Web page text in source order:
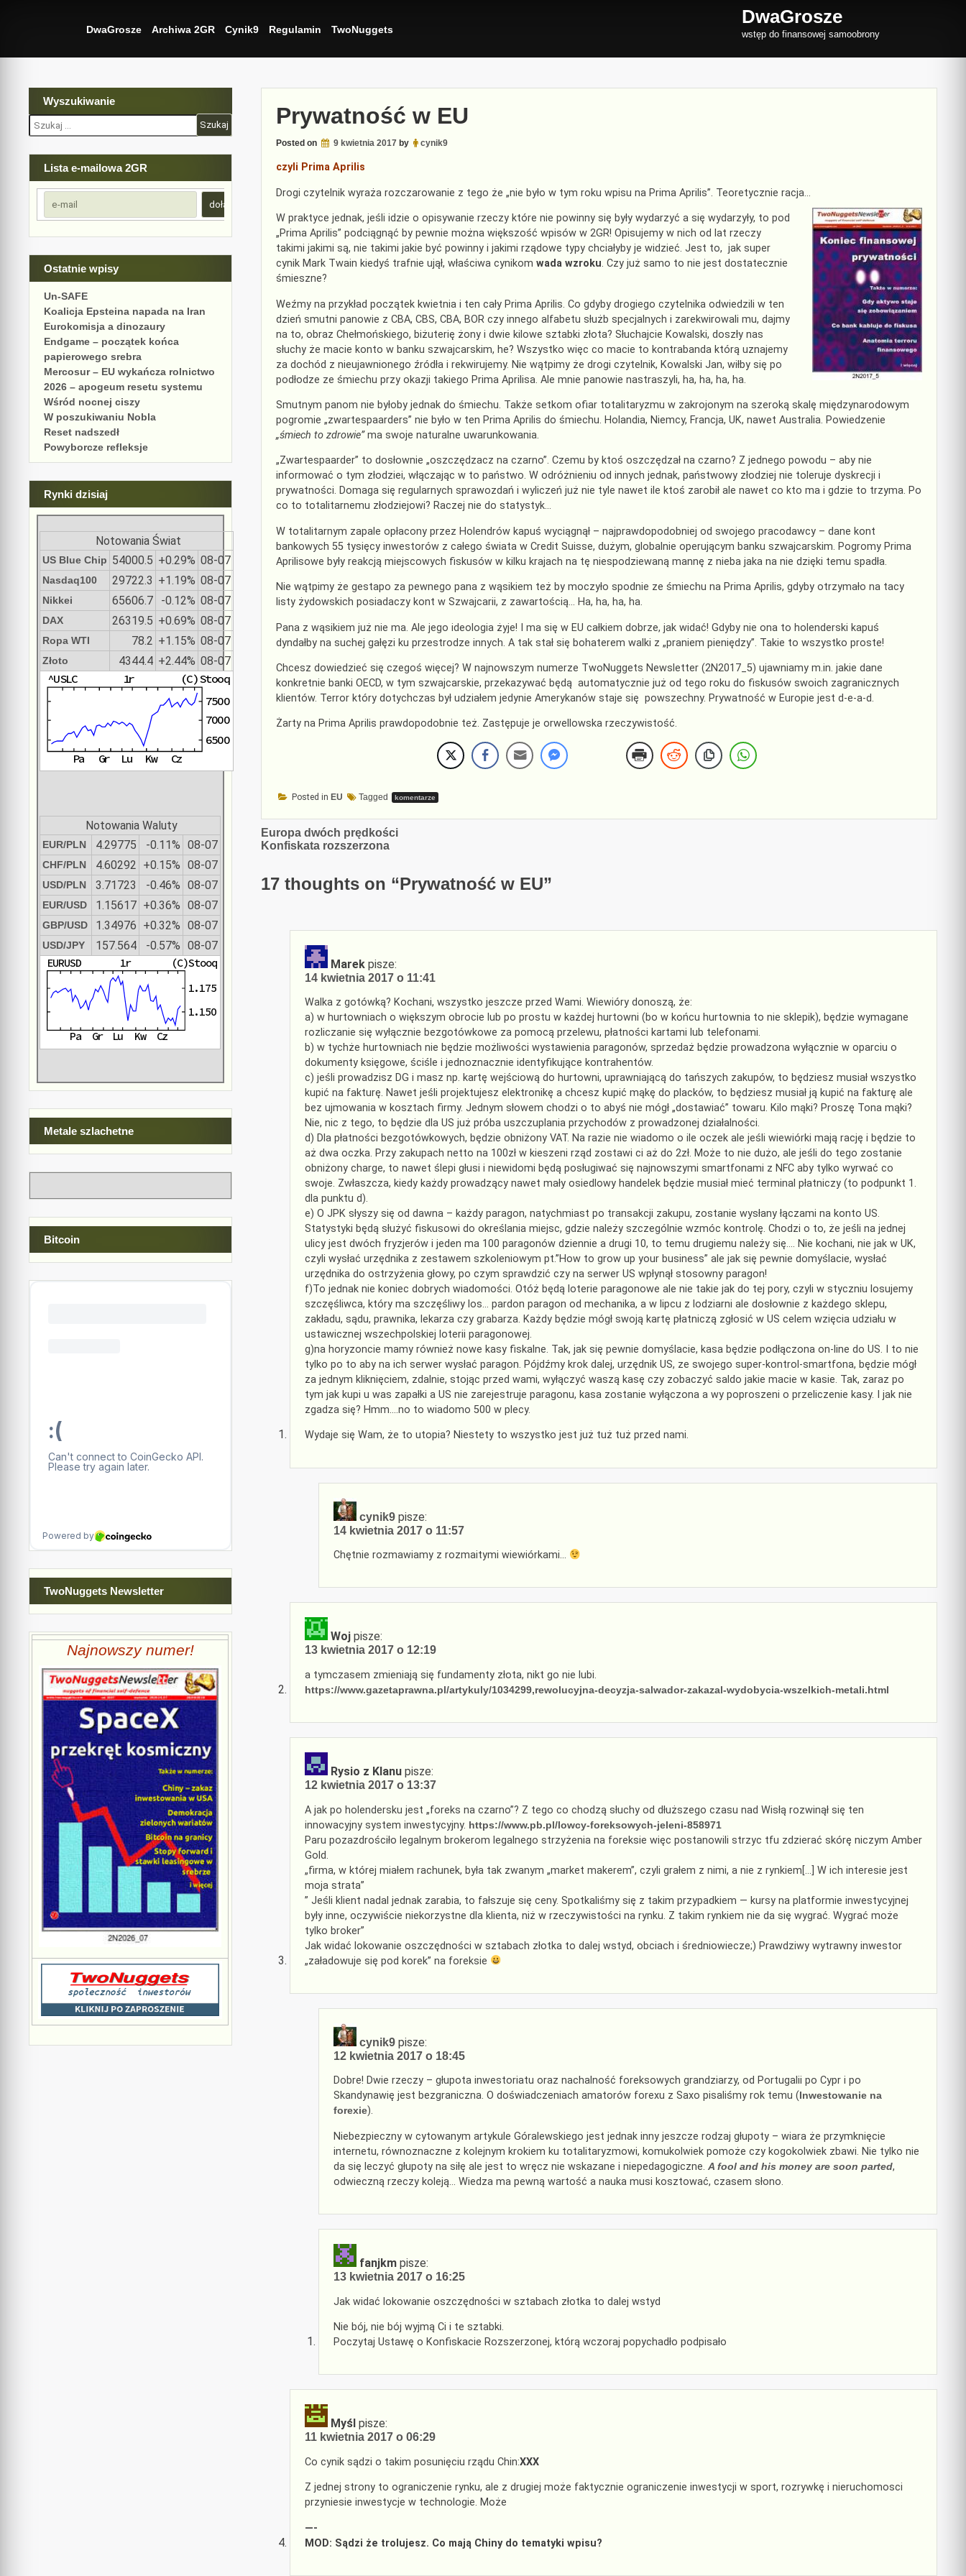
DwaGrosze Archiwa 2GR Cynik9 Regulamin TwoNuggets
DwaGrosze
wstęp do finansowej samoobrony
Prywatność w EU
Posted on 9 kwietnia 2017by cynik9
czyli Prima Aprilis
Drogi czytelnik wyraża rozczarowanie z tego że „nie było w tym roku wpisu na Prima Aprilis”. Teoretycznie racja…
W praktyce jednak, jeśli idzie o opisywanie rzeczy które nie powinny się były wydarzyć a się wydarzyły, to pod
„Prima Aprilis” podciągnąć by pewnie można większość wpisów w 2GR! Opisujemy w nich od lat rzeczy
takimi jakimi są, nie takimi jakie być powinny i jakimi rządowe typy chciałyby je widzieć. Jest to, jak super
cynik Mark Twain kiedyś trafnie ujął, właściwa cynikom wada wzroku. Czy już samo to nie jest dostatecznie
śmieszne?
Weźmy na przykład początek kwietnia i ten cały Prima Aprilis. Co gdyby drogiego czytelnika odwiedzili w ten
dzień smutni panowie z CBA, CBS, CBA, BOR czy innego alfabetu służb specjalnych i zarekwirowali mu, dajmy
na to, obraz Chełmońskiego, biżuterię żony i dwie kilowe sztabki złota? Słuchajcie Kowalski, doszły nas
słuchy że macie konto w banku szwajcarskim, he? Wszystko więc co macie to kontrabanda którą uznajemy
za dochód z nieujawnionego źródła i rekwirujemy. Nie wątpimy że drogi czytelnik, Kowalski Jan, wiłby się po
podłodze ze śmiechu przy okazji takiego Prima Aprilisa. Ale mnie panowie nastraszyli, ha, ha, ha, ha.
Smutnym panom nie byłoby jednak do śmiechu. Także setkom ofiar totalitaryzmu w zakrojonym na szeroką skalę międzynarodowym
pogromie „zwartespaarders” nie było w ten Prima Aprilis do śmiechu. Holandia, Niemcy, Francja, UK, nawet Australia. Powiedzenie
„śmiech to zdrowie”ma swoje naturalne uwarunkowania.
„Zwartespaarder” to dosłownie „oszczędzacz na czarno”. Czemu by ktoś oszczędzał na czarno? Z jednego powodu – aby nie
informować o tym złodziei, włączając w to państwo. W odróżnieniu od innych jednak, państwowy złodziej nie toleruje dyskrecji i
prywatności. Domaga się regularnych sprawozdań i wyliczeń już nie tyle nawet ile ktoś zarobił ale nawet co kto ma i gdzie to trzyma. Po
co to totalitarnemu złodziejowi? Raczej nie do statystyk…
W totalitarnym zapale opłacony przez Holendrów kapuś wyciągnął – najprawdopodobniej od swojego pracodawcy – dane kont
bankowych 55 tysięcy inwestorów z całego świata w Credit Suisse, dużym, globalnie operującym banku szwajcarskim. Pogromy Prima
Aprilisowe były reakcją miejscowych fiskusów w kilku krajach na tę niespodziewaną mannę z nieba jaka na nie dzięki temu spadła.
Nie wątpimy że gestapo za pewnego pana z wąsikiem też by moczyło spodnie ze śmiechu na Prima Aprilis, gdyby otrzymało na tacy
listy żydowskich posiadaczy kont w Szwajcarii, z zawartością… Ha, ha, ha, ha.
Pana z wąsikiem już nie ma. Ale jego ideologia żyje! I ma się w EU całkiem dobrze, jak widać! Gdyby nie ona to holenderski kapuś
dyndałby na suchej gałęzi ku przestrodze innych. A tak stał się bohaterem walki z „praniem pieniędzy”. Takie to wszystko proste!
Chcesz dowiedzieć się czegoś więcej? W najnowszym numerze TwoNuggets Newsletter (2N2017_5) ujawniamy m.in. jakie dane
konkretnie banki OECD, w tym szwajcarskie, przekazywać będą automatycznie już od tego roku do fiskusów swoich zagranicznych
klientów. Terror który dotychczas był udziałem jedynie Amerykanów staje się powszechny. Prywatność w Europie jest d-e-a-d.
Żarty na Prima Aprilis prawdopodobnie też. Zastępuje je orwellowska rzeczywistość.
Posted in EU Tagged komentarze
Nawigacja
wpisu
Europa dwóch prędkości
Konfiskata rozszerzona
17 thoughts on “Prywatność w EU”
Marek pisze:
14 kwietnia 2017 o 11:41
Walka z gotówką? Kochani, wszystko jeszcze przed Wami. Wiewióry donoszą, że:
a) w hurtowniach o większym obrocie lub po prostu w każdej hurtowni (bo w końcu hurtownia to nie sklepik), będzie wymagane
rozliczanie się wyłącznie bezgotówkowe za pomocą przelewu, płatności kartami lub telefonami.
b) w tychże hurtowniach nie będzie możliwości wystawienia paragonów, sprzedaż będzie prowadzona wyłącznie w oparciu o
dokumenty księgowe, ściśle i jednoznacznie identyfikujące kontrahentów.
c) jeśli prowadzisz DG i masz np. kartę wejściową do hurtowni, uprawniającą do tańszych zakupów, to będziesz musiał wszystko
kupić na fakturę. Nawet jeśli projektujesz elektronikę a chcesz kupić mąkę do placków, to będziesz musiał ją kupić na fakturę ale
bez ujmowania w kosztach firmy. Jednym słowem chodzi o to abyś nie mógł „dostawiać” towaru. Kilo mąki? Proszę Tona mąki?
Nie, nic z tego, to będzie dla US już próba uszczuplania przychodów z prowadzonej działalności.
d) Dla płatności bezgotówkowych, będzie obniżony VAT. Na razie nie wiadomo o ile oczek ale jeśli wiewiórki mają rację i będzie to
aż dwa oczka. Przy zakupach netto na 100zł w kieszeni rząd zostawi ci aż do 2zł. Może to nie dużo, ale jeśli do tego zostanie
obniżony charge, to nawet ślepi głusi i niewidomi będą posługiwać się najnowszymi smartfonami z NFC aby tylko wyrwać co
swoje. Zwłaszcza, kiedy każdy prowadzący nawet mały osiedlowy handelek będzie musiał mieć terminal płatniczy (to podpunkt 1.
dla punktu d).
e) O JPK słyszy się od dawna – każdy paragon, natychmiast po transakcji zakupu, zostanie wysłany łączami na konto US.
Statystyki będą służyć fiskusowi do określania miejsc, gdzie należy szczególnie wzmóc kontrolę. Chodzi o to, że jeśli na jednej
ulicy jest dwóch fryzjerów i jeden ma 100 paragonów dziennie a drugi 10, to temu drugiemu należy się…. Nie kochani, nie jak w UK,
czyli wysłać urzędnika z zestawem szkoleniowym pt.”How to grow up your business” ale jak się pewnie domyślacie, wysłać
urzędnika do ostrzyżenia głowy, po czym sprawdzić czy na serwer US wpłynął stosowny paragon!
f)To jednak nie koniec dobrych wiadomości. Otóż będą loterie paragonowe ale nie takie jak do tej pory, czyli w styczniu losujemy
szczęśliwca, który ma szczęśliwy los… pardon paragon od mechanika, a w lipcu z lodziarni ale dosłownie z każdego sklepu,
zakładu, sądu, prawnika, lekarza czy grabarza. Każdy będzie mógł swoją kartę płatniczą zgłosić w US celem wzięcia udziału w
ustawicznej wszechpolskiej loterii paragonowej.
g)na horyzoncie mamy również nowe kasy fiskalne. Tak, jak się pewnie domyślacie, kasa będzie podłączona on-line do US. I to nie
tylko po to aby na ich serwer wysłać paragon. Pójdźmy krok dalej, urzędnik US, ze swojego super-kontrol-smartfona, będzie mógł
za jednym kliknięciem, zdalnie, stojąc przed wami, wyłączyć waszą kasę czy zobaczyć saldo jakie macie w kasie. Tak, zaraz po
tym jak kupi u was zapałki a US nie zarejestruje paragonu, kasa zostanie wyłączona a wy poproszeni o przeliczenie kasy. I jak nie
zgadza się? Hmm….no to wiadomo 500 w plecy.
Wydaje się Wam, że to utopia? Niestety to wszystko jest już tuż tuż przed nami.
cynik9 pisze:
14 kwietnia 2017 o 11:57
Chętnie rozmawiamy z rozmaitymi wiewiórkami…
Woj pisze:
13 kwietnia 2017 o 12:19
a tymczasem zmieniają się fundamenty złota, nikt go nie lubi.
https://www.gazetaprawna.pl/artykuly/1034299,rewolucyjna-decyzja-salwador-zakazal-wydobycia-wszelkich-metali.html
Rysio z Klanu pisze:
12 kwietnia 2017 o 13:37
A jak po holendersku jest „foreks na czarno”? Z tego co chodzą słuchy od dłuższego czasu nad Wisłą rozwinął się ten
innowacyjny system inwestycyjny. https://www.pb.pl/lowcy-foreksowych-jeleni-858971
Paru pozazdrościło legalnym brokerom legalnego strzyżenia na foreksie więc postanowili strzyc tfu zdzierać skórę niczym Amber
Gold.
„firma, w której miałem rachunek, była tak zwanym „market makerem”, czyli grałem z nimi, a nie z rynkiem[…] W ich interesie jest
moja strata”
” Jeśli klient nadal jednak zarabia, to fałszuje się ceny. Spotkaliśmy się z takim przypadkiem — kursy na platformie inwestycyjnej
były inne, oczywiście niekorzystne dla klienta, niż w rzeczywistości na rynku. Z takim rynkiem nie da się wygrać. Wygrać może
tylko broker”
Jak widać lokowanie oszczędności w sztabach złotka to dalej wstyd, obciach i średniowiecze;) Prawdziwy wytrawny inwestor
„załadowuje się pod korek” na foreksie
cynik9 pisze:
12 kwietnia 2017 o 18:45
Dobre! Dwie rzeczy – głupota inwestoriatu oraz nachalność foreksowych grandziarzy, od Portugalii po Cypr i po
Skandynawię jest bezgraniczna. O doświadczeniach amatorów forexu z Saxo pisaliśmy rok temu (Inwestowanie na
forexie).
Niebezpieczny w cytowanym artykule Góralewskiego jest jednak inny jeszcze rodzaj głupoty – wiara że przymknięcie
internetu, równoznaczne z kolejnym krokiem ku totalitaryzmowi, komukolwiek pomoże czy kogokolwiek zbawi. Nie tylko nie
da się leczyć głupoty na siłę ale jest to wręcz nie wskazane i niepedagogiczne. A fool and his money are soon parted,
odwieczną rzeczy koleją… Wiedza ma pewną wartość a nauka musi kosztować, czasem słono.
fanjkm pisze:
13 kwietnia 2017 o 16:25
Jak widać lokowanie oszczędności w sztabach złotka to dalej wstyd
Nie bój, nie bój wyjmą Ci i te sztabki.
Poczytaj Ustawę o Konfiskacie Rozszerzonej, którą wczoraj popychadło podpisało
Myśl pisze:
11 kwietnia 2017 o 06:29
Co cynik sądzi o takim posunięciu rządu Chin:XXX
Z jednej strony to ograniczenie rynku, ale z drugiej może faktycznie ograniczenie inwestycji w sport, rozrywkę i nieruchomosci
przyniesie inwestycje w technologie. Może
—-
MOD: Sądzi że trolujesz. Co mają Chiny do tematyki wpisu?
Wyszukiwanie
Szukaj:
Lista e-mailowa 2GR
Ostatnie wpisy
Un-SAFE
Koalicja Epsteina napada na Iran
Eurokomisja a dinozaury
Endgame – początek końca
papierowego srebra
Mercosur – EU wykańcza rolnictwo
2026 – apogeum resetu systemu
Wśród nocnej ciszy
W poszukiwaniu Nobla
Reset nadszedł
Powyborcze refleksje
Rynki dzisiaj
Notowania Świat
US Blue Chip 54000.5 +0.29% 08-07
Nasdaq100 29722.3 +1.19% 08-07
Nikkei 65606.7 -0.12% 08-07
DAX 26319.5 +0.69% 08-07
Ropa WTI 78.2 +1.15% 08-07
Złoto 4344.4 +2.44% 08-07
Notowania Waluty
EUR/PLN 4.29775 -0.11% 08-07
CHF/PLN 4.60292 +0.15% 08-07
USD/PLN 3.71723 -0.46% 08-07
EUR/USD 1.15617 +0.36% 08-07
GBP/USD 1.34976 +0.32% 08-07
USD/JPY 157.564 -0.57% 08-07
Metale szlachetne
Bitcoin
TwoNuggets Newsletter
Najnowszy numer!